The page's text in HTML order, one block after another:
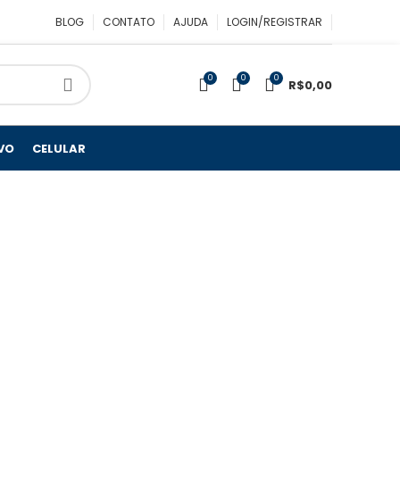
BLOG CONTATO AJUDA LOGIN/REGISTRAR
0 0 0 R$0,00
CELULAR